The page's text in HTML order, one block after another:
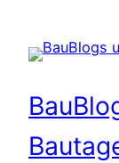
Inhalt
springen